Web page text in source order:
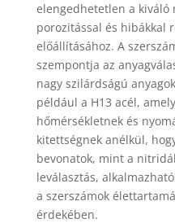
elengedhetetlen a kiváló
porozitással és hibákkal
előállításához. A
szempontja az
nagy szilárdságú
például a H13 acél,
hőmérsékletnek és
kitettségnek anélkül,
bevonatok, mint a
leválasztás,
a szerszámok
érdekében.